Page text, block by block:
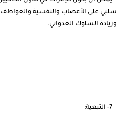
سلبي على الأعصاب والنفسية والعواطف
وزيادة السلوك العدواني.